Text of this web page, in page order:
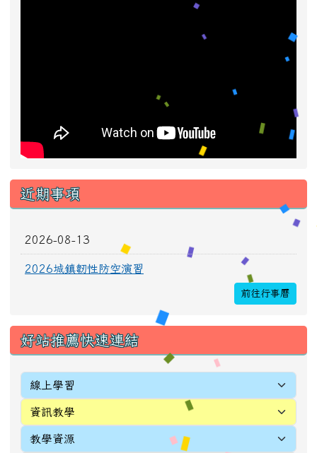
近期事項
2026-08-13
2026城鎮韌性防空演習
前往行事曆
好站推薦快速連結